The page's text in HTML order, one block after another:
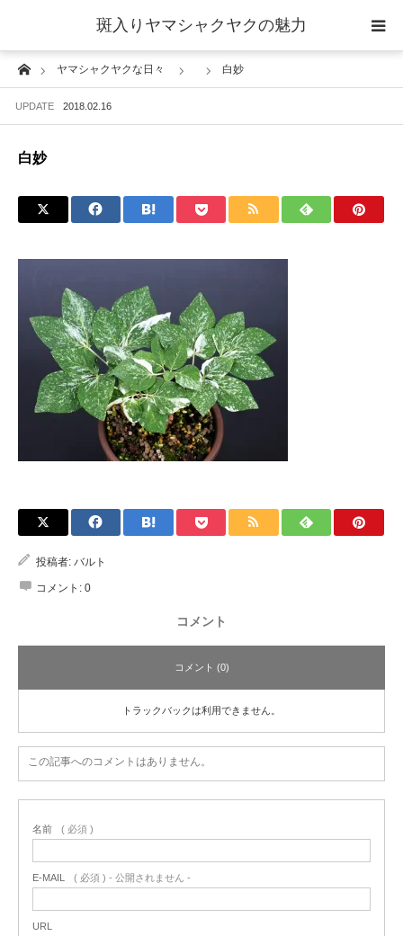
斑入りヤマシャクヤクの魅力
Homeヤマシャクヤクな日々 白妙
UPDATE 2018.02.16
白妙
投稿者: バルト
コメント: 0
コメント
コメント (0)
トラックバックは利用できません。
この記事へのコメントはありません。
名前 ( 必須 )
E-MAIL ( 必須 ) - 公開されません -
URL
当サイトについて
斑入りヤマシャクヤクの魅力 ギャラリー